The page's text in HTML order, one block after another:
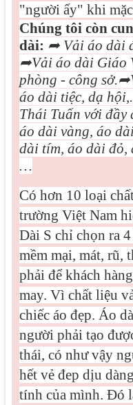
"người ấy" khi
Chúng tôi còn
dài: ➦Vải áo dài
➦Vải áo dài Giáo
phòng - công sở.➦
áo dài tiệc, dạ
Thái Tuấn với đầy
áo dài vàng, áo
dài tím, áo dài đỏ,
…
Có hơn 10 loại
trường Việt Nam
Dài S chỉ chọn ra
mềm mại, mát, rũ,
phải để khách
may. Vìchất liệu
chiếc áo đẹp. Áo
người phải tạo
thái, có như vậy
hết vẻ đep dịu
tính của mình. Đó